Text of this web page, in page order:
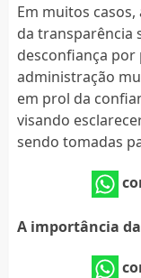
Em muitos
da transparência
desconfiança por
administração
em prol da
visando
sendo tomadas
A importância